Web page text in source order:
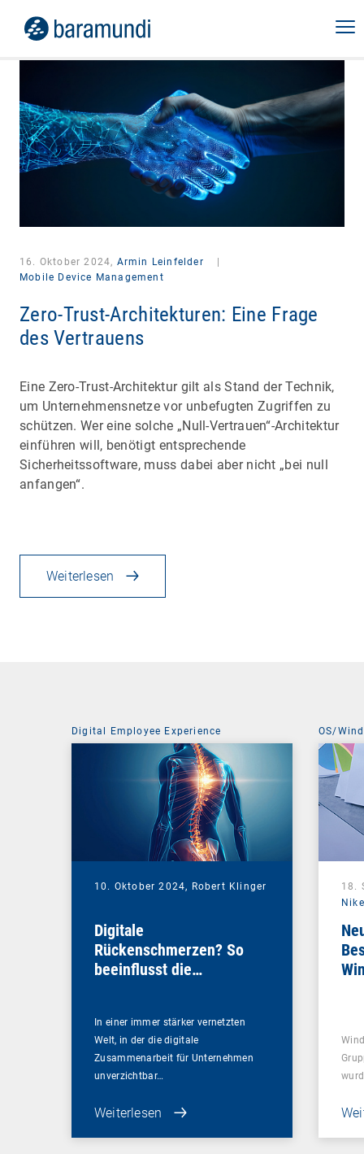
16. Oktober 2024, Armin Leinfelder
Mobile Device Management
Zero-Trust-Architekturen: Eine Frage
des Vertrauens
Eine Zero-Trust-Architektur gilt als Stand der Technik,
um Unternehmensnetze vor unbefugten Zugriffen zu
schützen. Wer eine solche „Null-Vertrauen“-Architektur
einführen will, benötigt entsprechende
Sicherheitssoftware, muss dabei aber nicht „bei null
anfangen“.
Weiterlesen
Digital Employee Experience
10. Oktober 2024, Robert Klinger
Digitale
Rückenschmerzen? So
beeinflusst die
In einer immer stärker vernetzten
Welt, in der die digitale
Zusammenarbeit für Unternehmen
unverzichtbar…
Weiterlesen
OS/
18.